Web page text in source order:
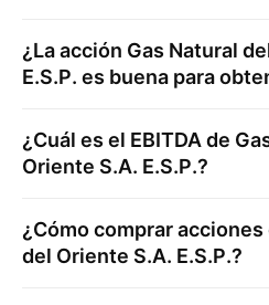
¿La acción Gas Natural
E.S.P. es buena para
¿Cuál es el EBITDA de
Oriente S.A. E.S.P.?
¿Cómo comprar acciones
del Oriente S.A. E.S.P.?